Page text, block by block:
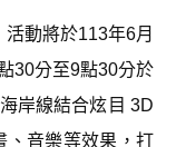
動將於113年6月
30分至9點30分於
岸線結合炫目 3D
、音樂等效果，打